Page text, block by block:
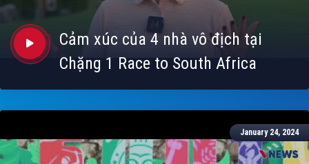
Cảm xúc của 4 nhà vô địch tại
Chặng 1 Race to South Africa
January 24, 2024